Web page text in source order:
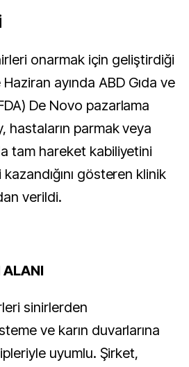
onarmak için geliştirdiği
ayında ABD Gıda ve
De Novo pazarlama
hastaların parmak veya
tam hareket kabiliyetini
kazandığını gösteren klinik
verildi.
ALANI
sinirlerden
ve karın duvarlarına
uyumlu. Şirket,